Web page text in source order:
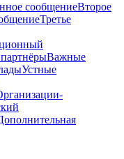
сообщениеВторое
Третье
Важные
Устные